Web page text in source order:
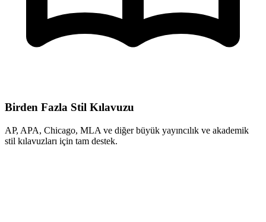
Birden Fazla Stil Kılavuzu
AP, APA, Chicago, MLA ve diğer büyük yayıncılık ve akademik
stil kılavuzları için tam destek.